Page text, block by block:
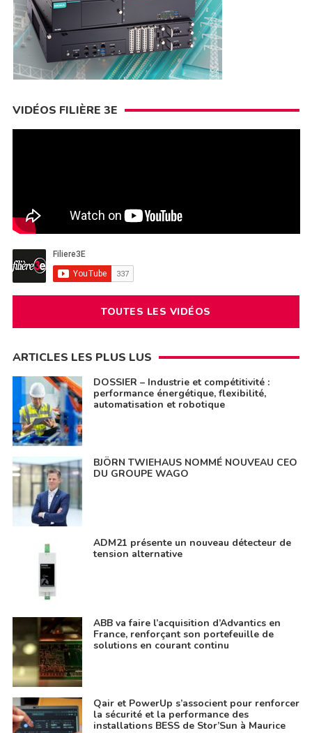
VIDÉOS FILIÈRE 3E
TOUTES LES VIDÉOS
ARTICLES LES PLUS LUS
DOSSIER – Industrie et compétitivité :
performance énergétique, flexibilité,
automatisation et robotique
BJÖRN TWIEHAUS NOMMÉ NOUVEAU CEO
DU GROUPE WAGO
ADM21 présente un nouveau détecteur de
tension alternative
ABB va faire l’acquisition d’Advantics en
France, renforçant son portefeuille de
solutions en courant continu
Qair et PowerUp s’associent pour renforcer
la sécurité et la performance des
installations BESS de Stor’Sun à Maurice